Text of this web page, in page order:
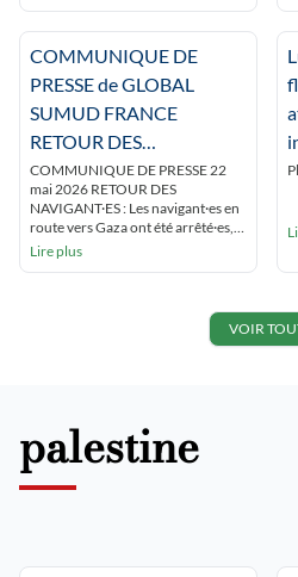
Enfin, ils se sont montré solidaires
des militants réprimés pour leur
COMMUNIQUE DE
PRESSE de GLOBAL
SUMUD FRANCE
RETOUR DES
NAVIGANT·ES :
COMMUNIQUE DE PRESSE 22
mai 2026 RETOUR DES
NAVIGANT·ES : Les navigant·es en
route vers Gaza ont été arrêté·es,
emprisonné·es, humilié·es,
français·es sont rentrés à Paris le
vendredi 22 mai 2026. Détenu·es
Lire plus
VOIR
palestine